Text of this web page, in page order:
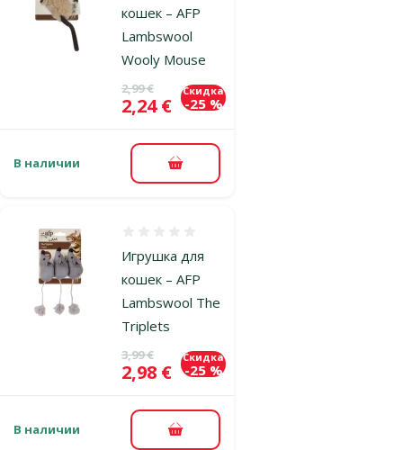
кошек – AFP
Lambswool
Wooly Mouse
Исходная цена
2,99 €
Цена
2,24 €
Скидка
-25 %
В наличии В корзину
Игрушка для
кошек – AFP
Lambswool The
Triplets
Исходная цена
3,99 €
Цена
2,98 €
Скидка
-25 %
В наличии В корзину